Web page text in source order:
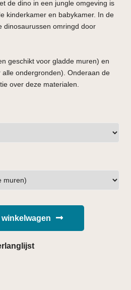
de dino in een jungle omgeving is
kinderkamer en babykamer. In de
dinosaurussen omringd door
geschikt voor gladde muren) en
ondergronden). Onderaan de
over deze materialen.
winkelwagen